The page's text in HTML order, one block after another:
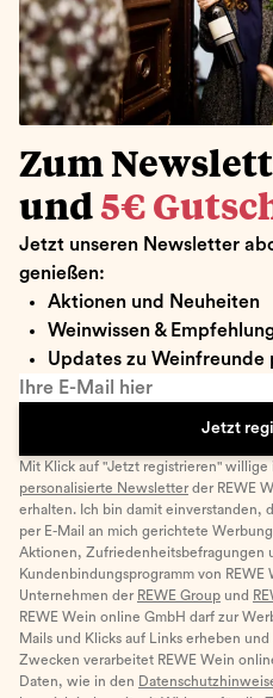
Zum
und 5€
Jetzt unseren Newsletter
genießen:
Aktionen und Neuheiten
Weinwissen &
Updates zu Weinfreunde
Ihre E-Mail hier
Jetzt
Mit Klick auf "Jetzt registrieren" willige
personalisierte Newsletter der REWE
erhalten. Ich bin damit einverstanden,
per E-Mail an mich gerichtete
Aktionen, Zufriedenheitsbefragungen
Kundenbindungsprogramm von
Unternehmen der REWE Group und
REWE Wein online GmbH darf zur
Mails und Klicks auf Links erheben
Zwecken verarbeitet REWE Wein
Daten, wie in den